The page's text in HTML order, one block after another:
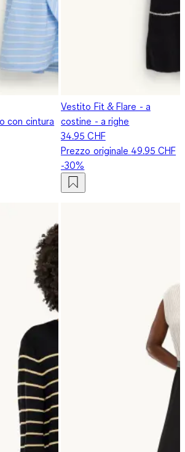
con cintura
Vestito Fit & Flare - a
costine - a righe
34.95 CHF
Prezzo originale 49.95 CHF
-30%